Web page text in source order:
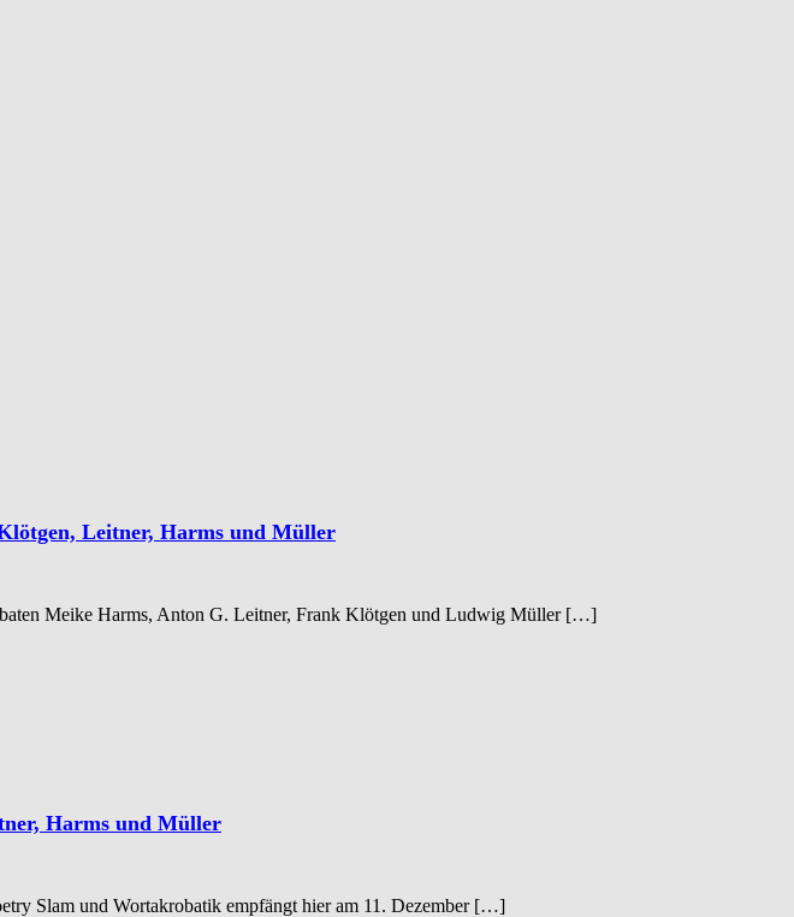
Leitner, Harms und Müller
Meike Harms, Anton G. Leitner, Frank Klötgen und Ludwig Müller […]
Harms und Müller
Slam und Wortakrobatik empfängt hier am 11. Dezember […]